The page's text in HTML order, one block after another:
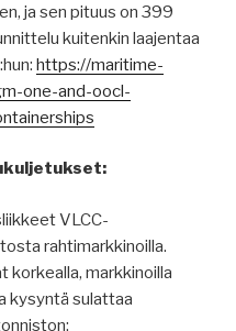
ja sen pituus on 399
kuitenkin laajentaa
https://maritime-
one-and-oocl-
VLCC-
rahtimarkkinoilla.
markkinoilla
kysyntä sulattaa